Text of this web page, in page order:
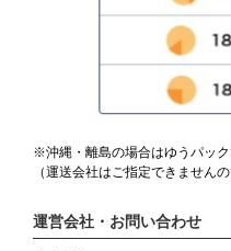
※沖縄・離島の場合はゆうパッ
（運送会社はご指定できません
運営会社・お問い合わせ